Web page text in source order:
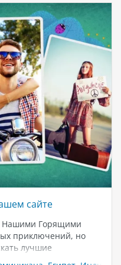
сайте
Нашими Горящими
приключений, но
лучшие